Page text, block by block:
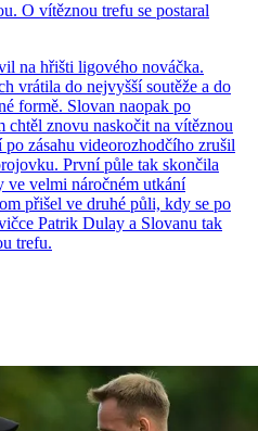
O vítěznou trefu se postaral
na hřišti ligového nováčka.
vrátila do nejvyšší soutěže a do
formě. Slovan naopak po
znovu naskočit na vítěznou
zásahu videorozhodčího zrušil
První půle tak skončila
ve velmi náročném utkání
přišel ve druhé půli, kdy se po
Patrik Dulay a Slovanu tak
trefu.